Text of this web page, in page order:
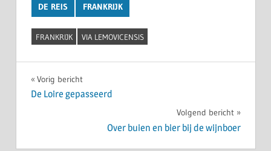
DE REIS FRANKRIJK
FRANKRIJK VIA LEMOVICENSIS
Bericht
navigatie
Vorig bericht
De Loire gepasseerd
Volgend bericht
Over buien en bier bij de wijnboer